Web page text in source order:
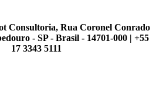
Consultoria, Rua Coronel Conrado
- SP - Brasil - 14701-000 | +55
17 3343 5111